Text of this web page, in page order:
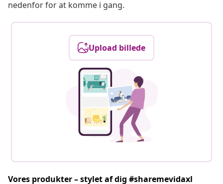
nedenfor for at komme i gang.
Upload billede
Vores produkter – stylet af dig #sharemevidaxl